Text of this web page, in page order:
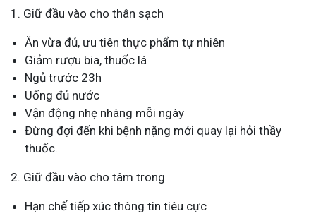
1. Giữ đầu vào cho thân sạch
Ăn vừa đủ, ưu tiên thực phẩm tự nhiên
Giảm rượu bia, thuốc lá
Ngủ trước 23h
Uống đủ nước
Vận động nhẹ nhàng mỗi ngày
Đừng đợi đến khi bệnh nặng mới quay lại hỏi thầy
thuốc.
2. Giữ đầu vào cho tâm trong
Hạn chế tiếp xúc thông tin tiêu cực